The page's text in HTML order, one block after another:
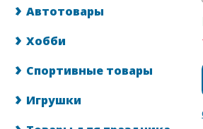
Автотовары
Хобби
Спортивные товары
Игрушки